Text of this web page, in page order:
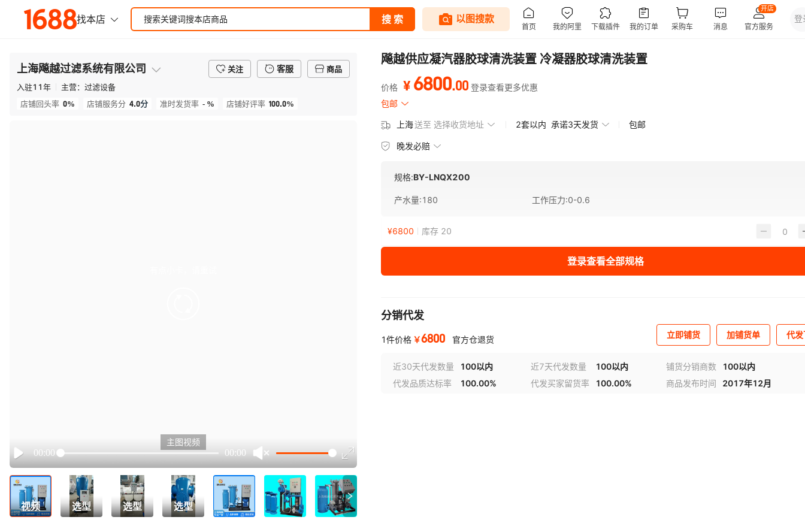
上海飚越过滤系统有限公司 关注 客服
商品
入驻11年 主营： 过滤设备
店铺回头率 0% 店铺服务分 4.0分 准时发货率 - % 店铺好评率 100.0%
Play
00:00 00:00
主图视频
视频 选型 选型 选型
飚越供应凝汽器胶球清洗装置 冷凝器胶球清洗装置
价格 ¥ 6800.00 登录查看更多优惠
包邮
上海送至 选择收货地址 2套以内 承诺3天发货 包邮
晚发必赔
规格:BY-LNQX200
产水量:180 工作压力:0-0.6
¥6800 库存 20
登录查看全部规格
分销代发
1件价格 ￥6800 官方仓退货 立即铺货 加铺货单 代
近30天代发数量 100以内 近7天代发数量 100以内 铺货分销商数
100以内
代发品质达标率
100.00% 代发买家留货率 100.00% 商品发布时间 2017年12月